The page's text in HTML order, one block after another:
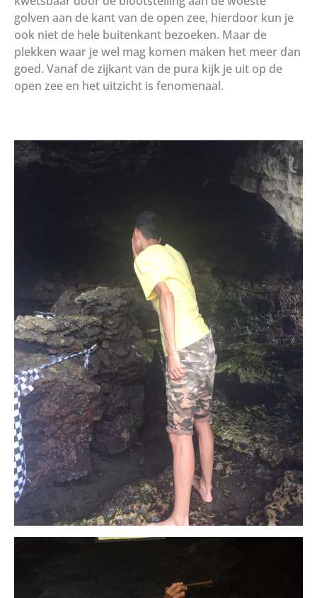
golven aan de kant van de open zee, hierdoor kun je
ook niet de hele buitenkant bezoeken. Maar de
plekken waar je wel mag komen maken het meer dan
goed. Vanaf de zijkant van de pura kijk je uit op de
open zee en het uitzicht is fenomenaal.